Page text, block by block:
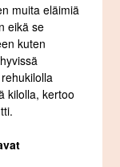
muita eläimiä
eikä se
kuten
kilolla, kertoo